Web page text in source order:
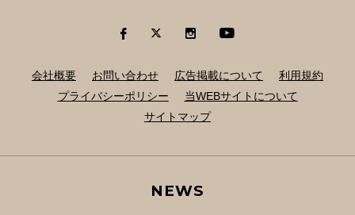
会社概要 お問い合わせ 広告掲載について
利用規約
プライバシーポリシー
当WEBサイトについて
サイトマップ
NEWS